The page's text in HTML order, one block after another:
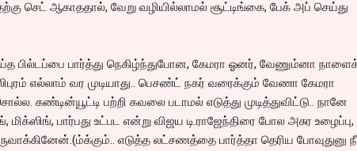
செட் ஆகாததால், வேறு வழியில்லாமல் சூட்டிங்கை, பேக் அப் செய்து
பில்டப்பை பார்த்து நெகிழ்ந்துபோன, கேமரா ஓனர், வேணும்னா
எல்லாம் வர முடியாது.. பெசண்ட் நகர் வரைக்கும் வேணா கேமரா
கண்டின்யூட்டி பற்றி கவலை படாமல் எடுத்து முடித்துவிட்டு.. நானே
மிக்ஸிங், பார்பது உட்பட என்று விஜய டி.ராஜேந்திரை போல அசுர உழைப்பு,
எடுத்த லட்சணத்தை பார்த்தா தெரிய போவுதுனு